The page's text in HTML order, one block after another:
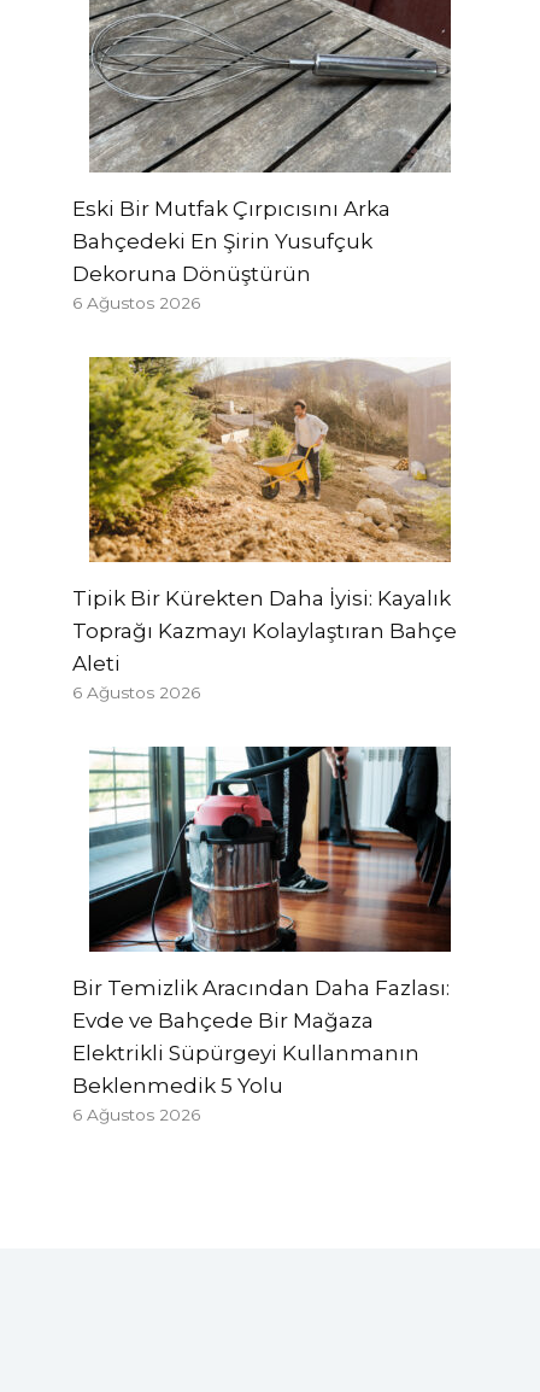
Eski Bir Mutfak Çırpıcısını Arka
Bahçedeki En Şirin Yusufçuk
Dekoruna Dönüştürün
6 Ağustos 2026
Tipik Bir Kürekten Daha İyisi: Kayalık
Toprağı Kazmayı Kolaylaştıran Bahçe
Aleti
6 Ağustos 2026
Bir Temizlik Aracından Daha Fazlası:
Evde ve Bahçede Bir Mağaza
Elektrikli Süpürgeyi Kullanmanın
Beklenmedik 5 Yolu
6 Ağustos 2026